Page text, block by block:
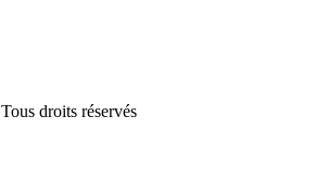
Tous droits réservés